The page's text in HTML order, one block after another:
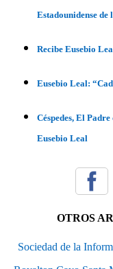
Estadounidense de
Recibe Eusebio
Eusebio Leal:
Céspedes, El
Eusebio Leal
OTROS
Sociedad de la